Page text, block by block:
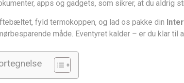
apps og gadgets, som sikrer, at du aldrig
fyld termokoppen, og lad os pakke din
måde. Eventyret kalder – er du klar til